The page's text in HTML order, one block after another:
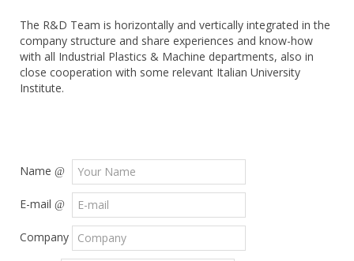
The R&D Team is horizontally and vertically integrated in the
company structure and share experiences and know-how
with all Industrial Plastics & Machine departments, also in
close cooperation with some relevant Italian University
Institute.
Name
E-mail
Company